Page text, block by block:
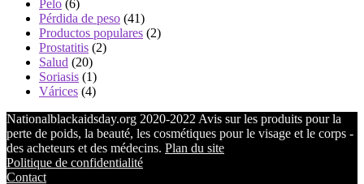
Pelo (6)
Pérdida de peso (41)
Productos populares (2)
Prostatitis (2)
Salud (20)
Soriasis (1)
Várices (4)
Nationalblackaidsday.org 2020-2022 Avis sur les produits pour la
perte de poids, la beauté, les cosmétiques pour le visage et le corps -
des acheteurs et des médecins. Plan du site
Politique de confidentialité
Contact